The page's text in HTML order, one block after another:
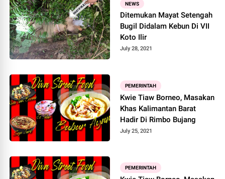
NEWS
Ditemukan Mayat Setengah
Bugil Didalam Kebun Di VII
Koto Ilir
July 28, 2021
PEMERINTAH
Kwie Tiaw Borneo, Masakan
Khas Kalimantan Barat
Hadir Di Rimbo Bujang
July 25, 2021
PEMERINTAH